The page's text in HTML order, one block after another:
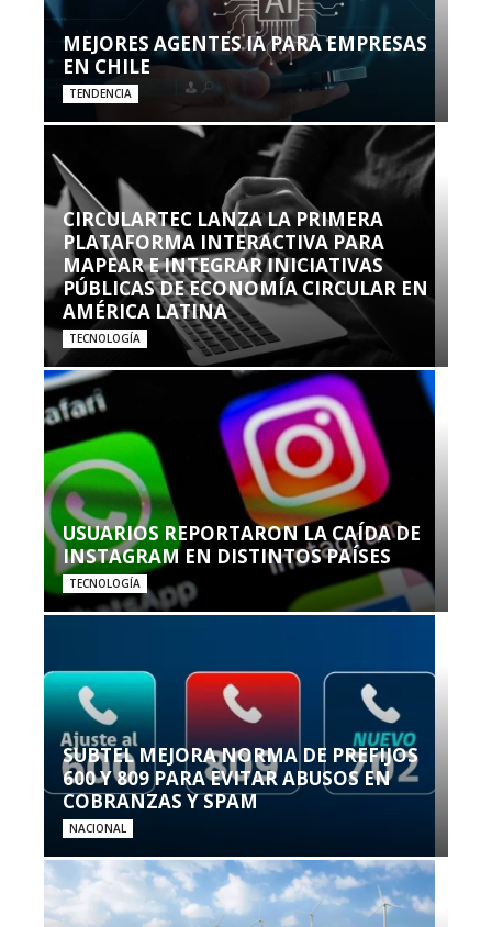
MEJORES AGENTES IA PARA EMPRESAS
EN CHILE
TENDENCIA
CIRCULARTEC LANZA LA PRIMERA
PLATAFORMA INTERACTIVA PARA
MAPEAR E INTEGRAR INICIATIVAS
PÚBLICAS DE ECONOMÍA CIRCULAR EN
AMÉRICA LATINA
TECNOLOGÍA
USUARIOS REPORTARON LA CAÍDA DE
INSTAGRAM EN DISTINTOS PAÍSES
TECNOLOGÍA
SUBTEL MEJORA NORMA DE PREFIJOS
600 Y 809 PARA EVITAR ABUSOS EN
COBRANZAS Y SPAM
NACIONAL